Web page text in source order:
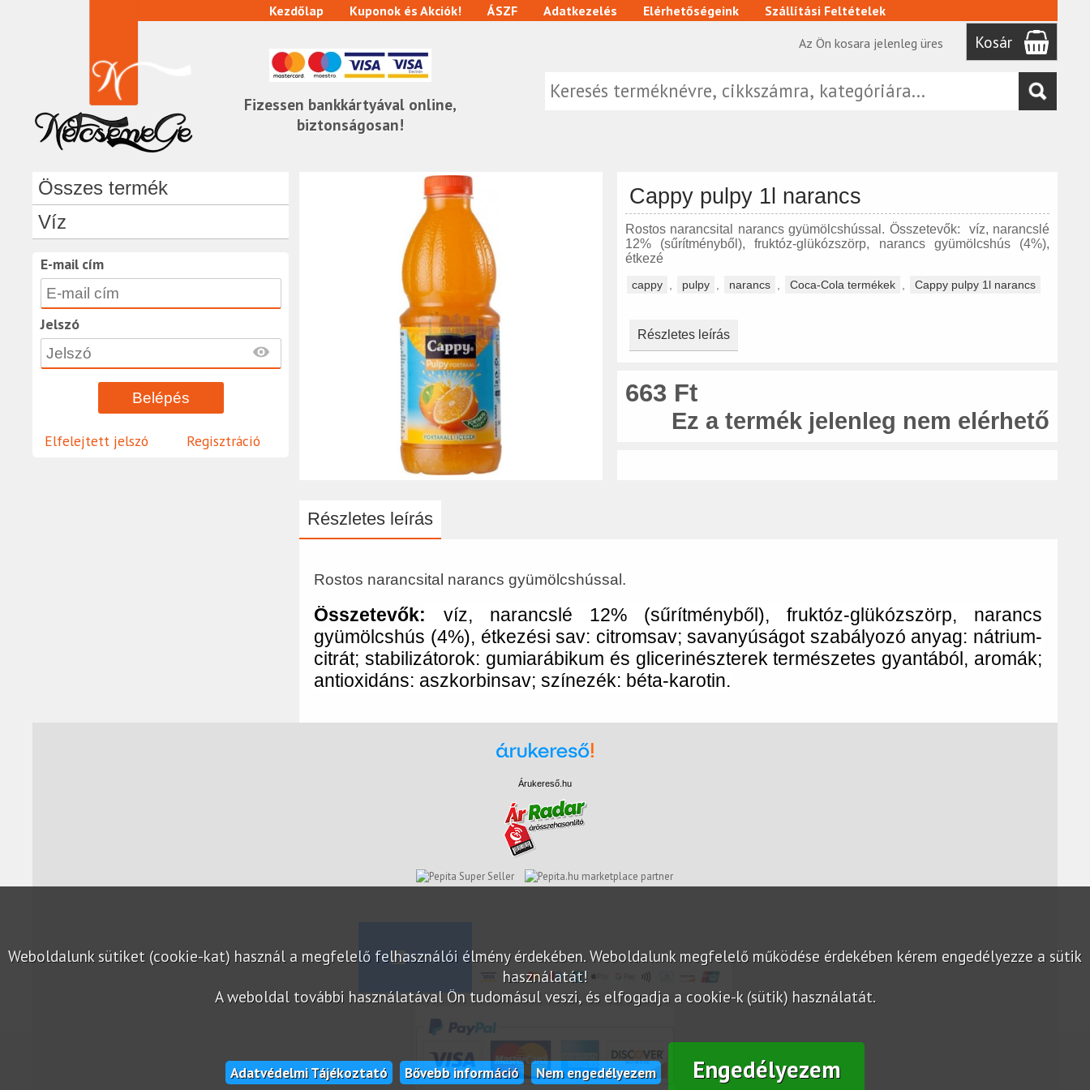
Fizessen bankkártyával online,
biztonságosan!
Kezdőlap Kuponok és Akciók! ÁSZF Adatkezelés Elérhetőségeink
Szállítási Feltételek
Az Ön kosara jelenleg üres
Kosár
Összes termék
Víz
E-mail cím
Jelszó
Elfelejtett jelszó Regisztráció
Cappy pulpy 1l narancs
Rostos narancsital narancs gyümölcshússal. Összetevők: víz, narancslé
12% (sűrítményből), fruktóz-glükózszörp, narancs gyümölcshús (4%),
étkezé
cappy pulpy narancs Coca-Cola termékek Cappy pulpy 1l narancs
Részletes leírás
663 Ft
Ez a termék jelenleg nem elérhető
Részletes leírás
Rostos narancsital narancs gyümölcshússal.
Összetevők: víz, narancslé 12% (sűrítményből), fruktóz-glükózszörp, narancs
gyümölcshús (4%), étkezési sav: citromsav; savanyúságot szabályozó anyag: nátrium-
citrát; stabilizátorok: gumiarábikum és glicerinészterek természetes gyantából, aromák;
antioxidáns: aszkorbinsav; színezék: béta-karotin.
Weboldalunk sütiket (cookie-kat) használ a megfelelő felhasználói élmény érdekében. Weboldalunk megfelelő működése érdekében kérem engedélyezze a sütik
használatát!
A weboldal további használatával Ön tudomásul veszi, és elfogadja a cookie-k (sütik) használatát.
Adatvédelmi Tájékoztató Bővebb információ Nem engedélyezem Engedélyezem
Árukereső.hu
marketplace partner